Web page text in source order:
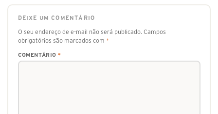
DEIXE UM COMENTÁRIO
O seu endereço de e-mail não será publicado. Campos
obrigatórios são marcados com *
COMENTÁRIO *